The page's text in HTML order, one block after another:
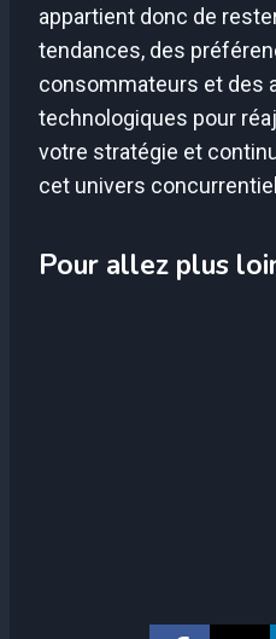
appartient donc de
tendances, des
consommateurs et des
technologiques pour
votre stratégie et
cet univers
Pour allez plus